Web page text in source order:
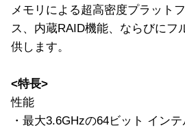
メモリによる超高密度プラット
ス、内蔵RAID機能、ならびに
供します。
<特長>
性能
・最大3.6GHzの64ビット イン